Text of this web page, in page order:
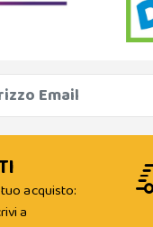
acquisto:
a